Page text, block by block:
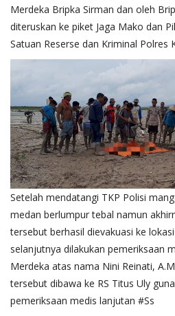
Merdeka Bripka Sirman dan oleh
diteruskan ke piket Jaga Mako dan
Satuan Reserse dan Kriminal Polres
Setelah mendatangi TKP Polisi
medan berlumpur tebal namun
tersebut berhasil dievakuasi ke
selanjutnya dilakukan pemeriksaan
Merdeka atas nama Nini Reinati,
tersebut dibawa ke RS Titus Uly
pemeriksaan medis lanjutan #Ss